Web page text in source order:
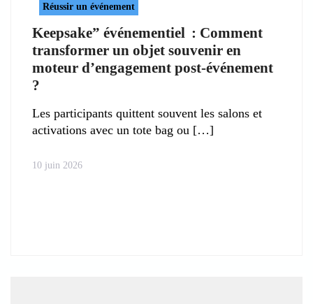
Réussir un événement
Keepsake” événementiel : Comment
transformer un objet souvenir en
moteur d’engagement post‑événement
?
Les participants quittent souvent les salons et
activations avec un tote bag ou
10 juin 2026